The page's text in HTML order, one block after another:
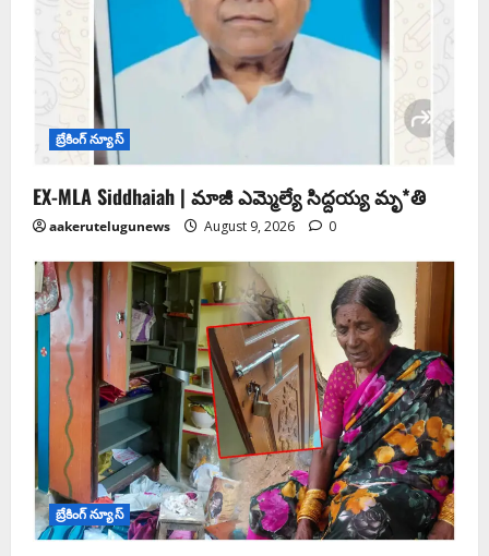
బ్రేకింగ్ న్యూస్
EX-MLA Siddhaiah | మాజీ ఎమ్మెల్యే సిద్దయ్య మృ*తి
aakerutelugunews August 9, 2026 0
బ్రేకింగ్ న్యూస్